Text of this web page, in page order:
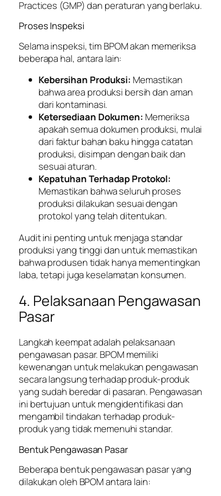
Practices (GMP) dan peraturan yang berlaku.
Proses Inspeksi
Selama inspeksi, tim BPOM akan memeriksa
beberapa hal, antara lain:
Kebersihan Produksi: Memastikan
bahwa area produksi bersih dan aman
dari kontaminasi.
Ketersediaan Dokumen: Memeriksa
apakah semua dokumen produksi, mulai
dari faktur bahan baku hingga catatan
produksi, disimpan dengan baik dan
sesuai aturan.
Kepatuhan Terhadap Protokol:
Memastikan bahwa seluruh proses
produksi dilakukan sesuai dengan
protokol yang telah ditentukan.
Audit ini penting untuk menjaga standar
produksi yang tinggi dan untuk memastikan
bahwa produsen tidak hanya mementingkan
laba, tetapi juga keselamatan konsumen.
4. Pelaksanaan Pengawasan
Pasar
Langkah keempat adalah pelaksanaan
pengawasan pasar. BPOM memiliki
kewenangan untuk melakukan pengawasan
secara langsung terhadap produk-produk
yang sudah beredar di pasaran. Pengawasan
ini bertujuan untuk mengidentifikasi dan
mengambil tindakan terhadap produk-
produk yang tidak memenuhi standar.
Bentuk Pengawasan Pasar
Beberapa bentuk pengawasan pasar yang
dilakukan oleh BPOM antara lain: